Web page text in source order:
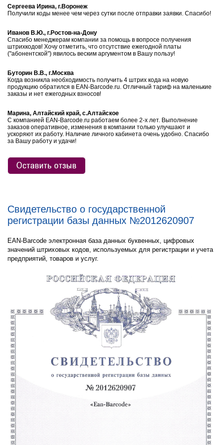
Сергеева Ирина, г.Воронеж
Получили коды менее чем через сутки после отправки заявки. Спасибо!
Иванов В.Ю., г.Ростов-на-Дону
Спасибо менеджерам компании за помощь в вопросе получения
штрихкодов! Хочу отметить, что отсутствие ежегодной платы
("абонентской") явилось веским аргументом в Вашу пользу!
Буторин В.В., г.Москва
Когда возникла необходимость получить 4 штрих кода на новую
продукцию обратился в EAN-Barcode.ru. Отличный тариф на маленькие
заказы и нет ежегодных взносов!
Марина, Алтайский край, с.Алтайское
С компанией EAN-Barcode.ru работаем более 2-х лет. Выполнение
заказов оперативное, изменения в компании только улучшают и
ускоряют их работу. Наличие личного кабинета очень удобно. Спасибо
за Вашу работу и удачи!
Свидетельство о государственной
регистрации базы данных №2012620907
EAN-Barcode электронная база данных буквенных, цифровых
значений штриховых кодов, используемых для регистрации и учета
предприятий, товаров и услуг.